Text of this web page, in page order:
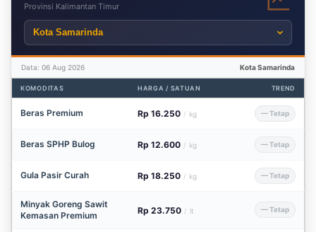
Provinsi Kalimantan Timur
Data: 06 Aug 2026 Kota Samarinda
KOMODITAS HARGA / SATUAN TREND
Beras Premium Rp 16.250 / kg — Tetap
Beras SPHP Bulog Rp 12.600 / kg — Tetap
Gula Pasir Curah Rp 18.250 / kg — Tetap
Minyak Goreng Sawit
Kemasan Premium
Rp 23.750 / lt — Tetap